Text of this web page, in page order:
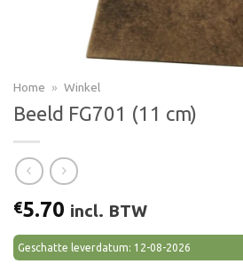
Home » Winkel
Beeld FG701 (11 cm)
€5.70 incl. BTW
Geschatte leverdatum: 12-08-2026